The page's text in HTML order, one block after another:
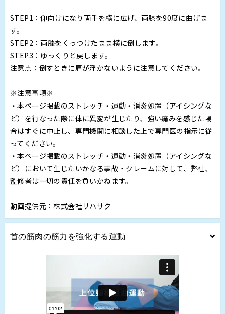
STEP1：仰向けになり両手を横に広げ、両膝を90度に曲げま
す。
STEP2：両膝をくっつけたまま横に倒します。
STEP3：ゆっくりと戻します。
注意点：倒すときに肩が浮かないように注意してください。
※注意事項※
・本ページ掲載のストレッチ・運動・消炎処置（アイシングな
ど）を行なった際に体に異変が生じたり、強い痛みを感じた場
合はすぐに中止し、専門機関に相談した上で専門医の指示に従
ってください。
・本ページ掲載のストレッチ・運動・消炎処置（アイシングな
ど）において生じたいかなる事故・クレームに対して、弊社、
監修者は一切の責任を負いかねます。
動画提供元：株式会社リハサク
首の筋肉の筋力を強化する運動